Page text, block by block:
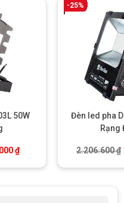
50W
là: 697.400 ₫.
₫Giá hiện tại là: 524.000 ₫.
-25%
Đèn led pha
Rạng
2.206.600₫